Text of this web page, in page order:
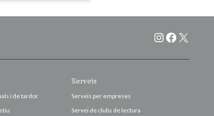
Instagram
X
i de tardor
Serveis
Serveis per empreses
Servei de clubs de lectura